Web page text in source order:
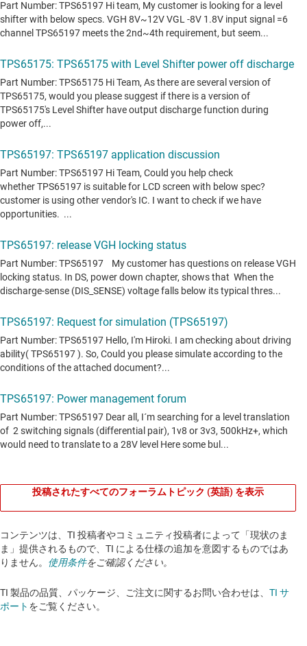
投稿されたすべてのフォーラムトピック (英語) を表示
コンテンツは、TI 投稿者やコミュニティ投稿者によって「現状のま
ま」提供されるもので、TI による仕様の追加を意図するものではあ
りません。 使用条件をご確認ください。
TI 製品の品質、パッケージ、ご注文に関するお問い合わせは、 TI サ
ポート をご覧ください。​​​​​​​​​​​​​​